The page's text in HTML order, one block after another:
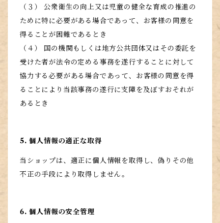
（３） 公衆衛生の向上又は児童の健全な育成の推進の
ために特に必要がある場合であって、お客様の同意を
得ることが困難であるとき
（４） 国の機関もしくは地方公共団体又はその委託を
受けた者が法令の定める事務を遂行することに対して
協力する必要がある場合であって、お客様の同意を得
ることにより当該事務の遂行に支障を及ぼすおそれが
あるとき
5. 個人情報の適正な取得
当ショップは、適正に個人情報を取得し、偽りその他
不正の手段により取得しません。
6. 個人情報の安全管理